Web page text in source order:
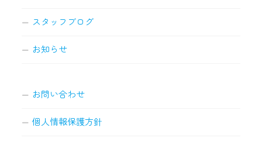
スタッフブログ
お知らせ
お問い合わせ
個人情報保護方針